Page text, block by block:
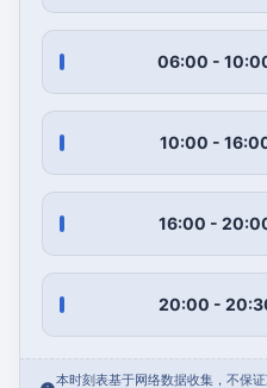
06:00 -
10:00 -
16:00 -
20:00 -
本时刻表基于网络数据收集，不保